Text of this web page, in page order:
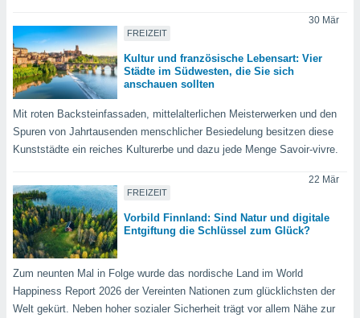
werden
dass wir
die für die
nicht
können
FREIZEIT
30 Mär
Kultur und französische Lebensart: Vier
Städte im Südwesten, die Sie sich
anschauen sollten
Mit roten Backsteinfassaden, mittelalterlichen Meisterwerken und den
Spuren von Jahrtausenden menschlicher Besiedelung besitzen diese
Kunststädte ein reiches Kulturerbe und dazu jede Menge Savoir-vivre.
FREIZEIT
22 Mär
Vorbild Finnland: Sind Natur und digitale
Entgiftung die Schlüssel zum Glück?
Zum neunten Mal in Folge wurde das nordische Land im World
Happiness Report 2026 der Vereinten Nationen zum glücklichsten der
Welt gekürt. Neben hoher sozialer Sicherheit trägt vor allem Nähe zur